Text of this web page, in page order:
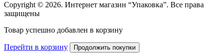
Copyright © 2026. Интернет магазин “Упаковка”. Все права
защищены
Товар успешно добавлен в корзину
Перейти в корзину Продолжить покупки